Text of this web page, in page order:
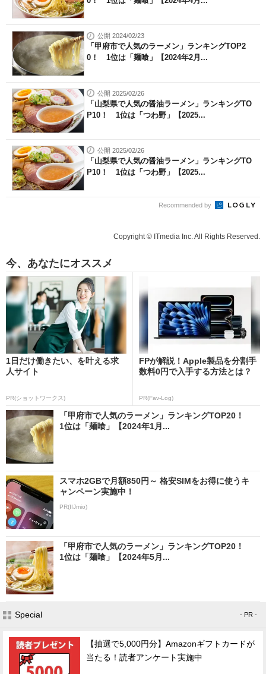
公開 2024/02/23
「甲府市で人気のラーメン」ランキングTOP2
0！ 1位は「麺喰」【2024年2月...
公開 2025/02/26
「山梨県で人気の醤油ラーメン」ランキングTO
P10！ 1位は「つわ野」【2025...
公開 2025/02/26
「山梨県で人気の醤油ラーメン」ランキングTO
P10！ 1位は「つわ野」【2025...
Recommended by
Copyright © ITmedia Inc. All Rights Reserved.
今、あなたにオススメ
1日だけ働きたい、を叶える求
人サイト
PR(ショットワークス)
FPが解説！Apple製品を分割手
数料0円で入手する方法とは？
PR(Fav-Log)
「甲府市で人気のラーメン」ランキングTOP20！
1位は「麺喰」【2024年1月...
スマホ2GBで月額850円～ 格安SIMをお得に使うキ
ャンペーン実施中！
PR(IIJmio)
「甲府市で人気のラーメン」ランキングTOP20！
1位は「麺喰」【2024年5月...
Special - PR -
【抽選で5,000円分】Amazonギフトカードが
当たる！読者アンケート実施中